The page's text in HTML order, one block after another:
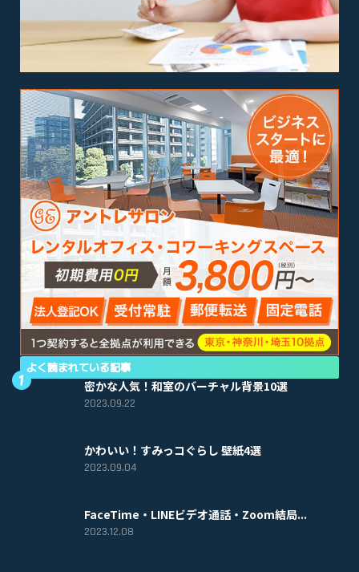
よく読まれている記事
密かな人気！和室のバーチャル背景10選
2023.09.22
かわいい！すみっコぐらし 壁紙4選
2023.09.04
FaceTime・LINEビデオ通話・Zoom結局...
2023.12.08